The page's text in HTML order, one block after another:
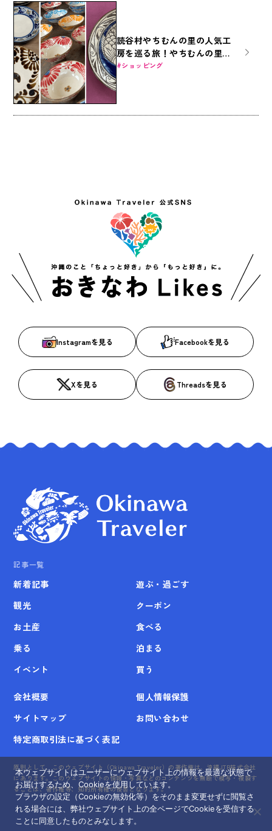
読谷村やちむんの里の人気工
房を巡る旅！やちむんの里徹
底ガイド！
ショッピング
Instagramを見る Facebookを見る
Xを見る Threadsを見る
記事一覧
新着記事
観光
お土産
乗る
イベント
遊ぶ・過ごす
クーポン
食べる
泊まる
買う
会社概要
個人情報保護
サイトマップ
お問い合わせ
特定商取引法に基づく表記
原則として、このウェブサイト（Okinawa Traveler）の著作権は、沖縄JTB株式会社
にあります。このウェブサイトの情報・写真などのコンテンツを無断で模写・複製す
ることは、著作権等、知的所有権の侵害となります。
本ウェブサイトはユーザーにウェブサイト上の情報を最適な状態で
お届けするため、Cookieを使用しています。
ブラウザの設定（Cookieの無効化等）をそのまま変更せずに閲覧さ
れる場合には、弊社ウェブサイト上の全ページでCookieを受信する
ことに同意したものとみなします。